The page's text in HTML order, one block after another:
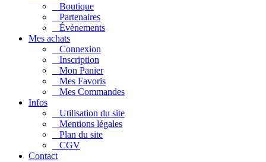
Boutique
Partenaires
Évènements
Mes achats
Connexion
Inscription
Mon Panier
Mes Favoris
Mes Commandes
Infos
Utilisation du site
Mentions légales
Plan du site
CGV
Contact